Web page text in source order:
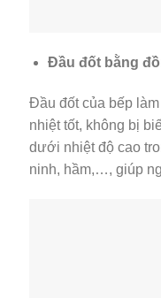
Đầu đốt bằng
Đầu đốt của bếp
nhiệt tốt, không bị
dưới nhiệt độ cao
ninh, hầm,…, giúp